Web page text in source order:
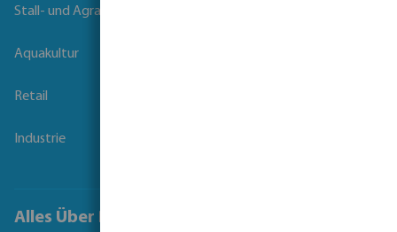
Stall- und Agrartechnik
Aquakultur
Retail
Industrie
Alles Über Bevo